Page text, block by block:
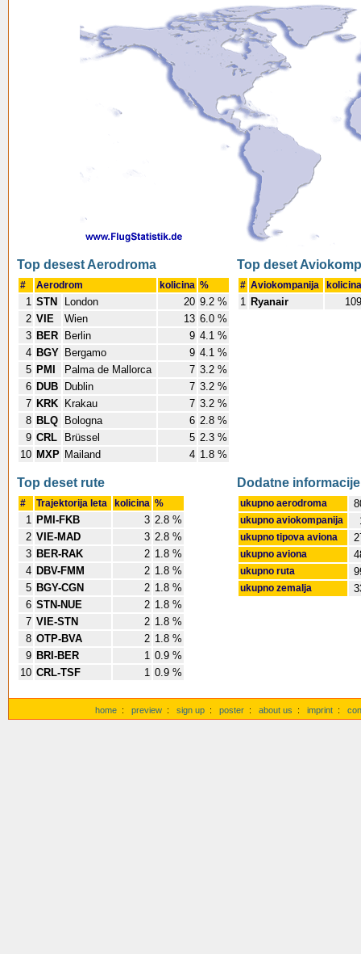
Top desest Aerodroma
# Aerodrom kolicina %
1 STN London 20 9.2 %
2 VIE Wien 13 6.0 %
3 BER Berlin 9 4.1 %
4 BGY Bergamo 9 4.1 %
5 PMI Palma de Mallorca 7 3.2 %
6 DUB Dublin 7 3.2 %
7 KRK Krakau 7 3.2 %
8 BLQ Bologna 6 2.8 %
9 CRL Brüssel 5 2.3 %
10 MXP Mailand 4 1.8 %
Top deset
# Aviokompanija kolicina
1 Ryanair 109
Top deset rute
# Trajektorija leta kolicina %
1 PMI-FKB 3 2.8 %
2 VIE-MAD 3 2.8 %
3 BER-RAK 2 1.8 %
4 DBV-FMM 2 1.8 %
5 BGY-CGN 2 1.8 %
6 STN-NUE 2 1.8 %
7 VIE-STN 2 1.8 %
8 OTP-BVA 2 1.8 %
9 BRI-BER 1 0.9 %
10 CRL-TSF 1 0.9 %
Dodatne informacije
ukupno aerodroma
ukupno aviokompanija
ukupno tipova aviona
ukupno aviona
ukupno ruta
ukupno zemalja
home : preview : sign up : poster : about us : imprint :